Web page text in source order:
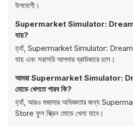
উপযোগী।
Supermarket Simulator: Dream
যায়?
হ্যাঁ, Supermarket Simulator: Dream
যায় এবং সরাসরি আপনার ব্রাউজারে চলে।
আমরা Supermarket Simulator:
মোডে খেলতে পারব কি?
হ্যাঁ, আরও মজাদার অভিজ্ঞতার জন্য
Store ফুল স্ক্রিন মোডে খেলা যাবে।